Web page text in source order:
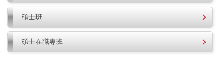
碩士班
碩士在職專班